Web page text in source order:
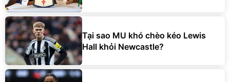
Tại sao MU khó chèo kéo Lewis
Hall khỏi Newcastle?